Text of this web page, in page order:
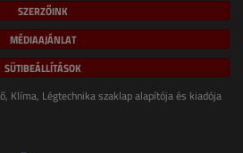
SZERZŐINK
MÉDIAAJÁNLAT
SÜTIBEÁLLÍTÁSOK
Klíma, Légtechnika szaklap alapítója és kiadója